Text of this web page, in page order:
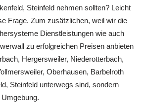
Steinfeld nehmen sollten? Leicht
Frage. Zum zusätzlichen, weil wir die
Dienstleistungen wie auch
zu erfolgreichen Preisen anbieten
Hergersweiler, Niederotterbach,
Oberhausen, Barbelroth
Steinfeld unterwegs sind, sondern